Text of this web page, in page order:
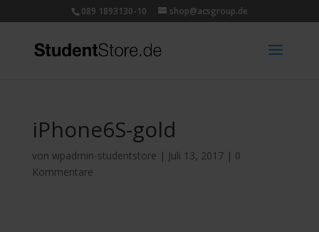
089 1893130-10 shop@acsgroup.de
iPhone6S-gold
von wpadmin-studentstore | Juli 13, 2017| 0
Kommentare